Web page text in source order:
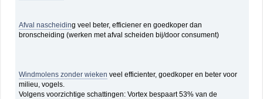
Afval nascheiding veel beter, efficiener en goedkoper dan
bronscheiding (werken met afval scheiden bij/door consument)
Windmolens zonder wieken veel efficienter, goedkoper en beter voor
milieu, vogels.
Volgens voorzichtige schattingen: Vortex bespaart 53% van de